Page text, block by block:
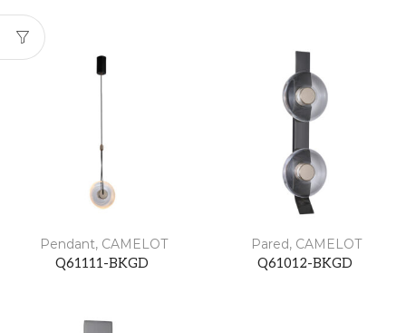
Pendant, CAMELOT
Q61111-BKGD
Pared, CAMELOT
Q61012-BKGD